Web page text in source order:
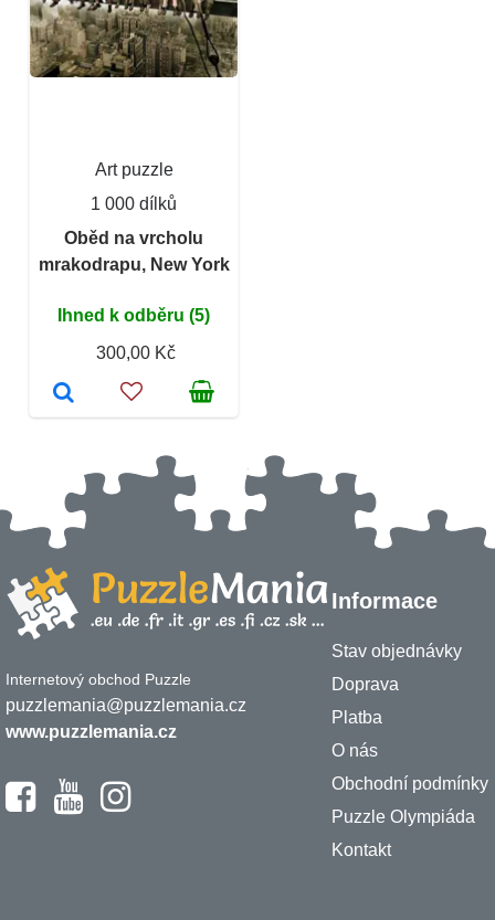
Art puzzle
1 000 dílků
Oběd na vrcholu
mrakodrapu, New York
Ihned k odběru (5)
300,00 Kč
Internetový obchod Puzzle
puzzlemania@puzzlemania.cz
www.puzzlemania.cz
Informace
Stav objednávky
Doprava
Platba
O nás
Obchodní podmínky
Puzzle Olympiáda
Kontakt